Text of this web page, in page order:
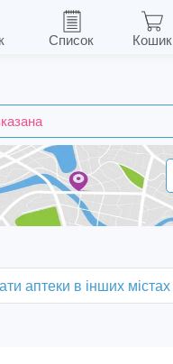
табл. №30 (10х3)
аптеки в інших містах
Список Кошик